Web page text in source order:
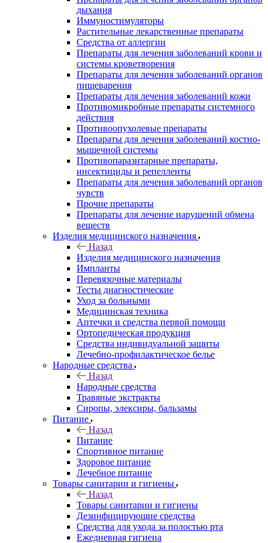
дыхания
Иммуностимуляторы
Растительные лекарственные препараты
Средства от аллергии
Препараты для лечения заболеваний крови и
системы кроветворения
Препараты для лечения заболеваний органов
пищеварения
Препараты для лечения заболеваний кожи
Противомикробные препараты системного
действия
Противоопухолевые препараты
Препараты для лечения заболеваний костно-
мышечной системы
Противопаразитарные препараты,
инсектициды и репелленты
Препараты для лечения заболеваний органов
чувств
Прочие препараты
Препараты для лечение нарушений обмена
веществ
Изделия медицинского назначения
Назад
Изделия медицинского назначения
Импланты
Перевязочные материалы
Тесты диагностические
Уход за больными
Медицинская техника
Аптечки и средства первой помощи
Ортопедическая продукция
Средства индивидуальной защиты
Лечебно-профилактическое белье
Народные средства
Назад
Народные средства
Травяные экстракты
Сиропы, элексиры, бальзамы
Питание
Назад
Питание
Спортивное питание
Здоровое питание
Лечебное питание
Товары санитарии и гигиены
Назад
Товары санитарии и гигиены
Дезинфицирующие средства
Средства для ухода за полостью рта
Ежедневная гигиена